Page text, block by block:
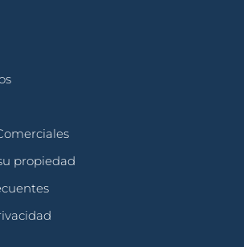
propiedad